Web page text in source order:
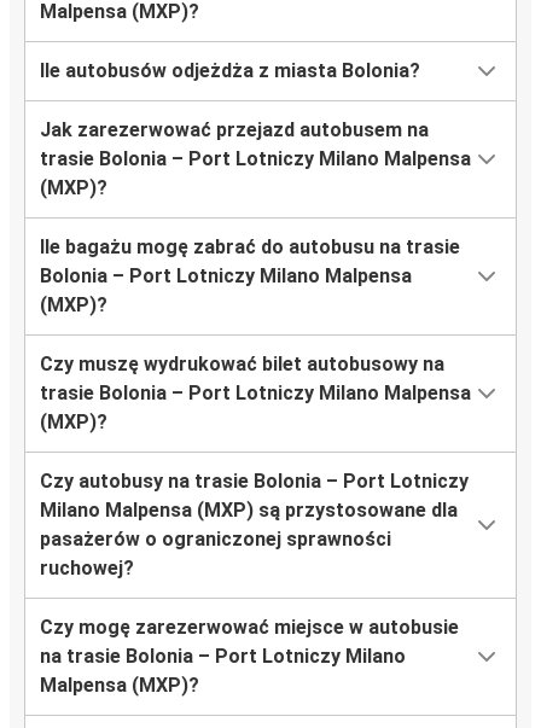
Malpensa (MXP)?
Ile autobusów odjeżdża z miasta Bolonia?
Jak zarezerwować przejazd autobusem na
trasie Bolonia – Port Lotniczy Milano Malpensa
(MXP)?
Ile bagażu mogę zabrać do autobusu na trasie
Bolonia – Port Lotniczy Milano Malpensa
(MXP)?
Czy muszę wydrukować bilet autobusowy na
trasie Bolonia – Port Lotniczy Milano Malpensa
(MXP)?
Czy autobusy na trasie Bolonia – Port Lotniczy
Milano Malpensa (MXP) są przystosowane dla
pasażerów o ograniczonej sprawności
ruchowej?
Czy mogę zarezerwować miejsce w autobusie
na trasie Bolonia – Port Lotniczy Milano
Malpensa (MXP)?